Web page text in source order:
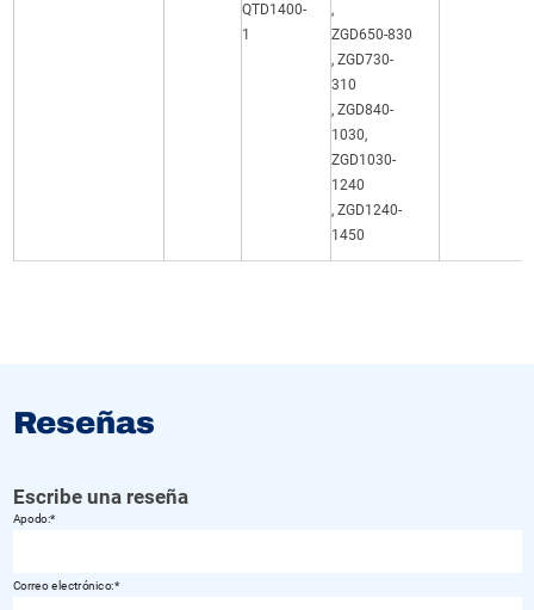
QTD1400-
1
,
ZGD650-830
, ZGD730-
310
, ZGD840-
1030,
ZGD1030-
1240
, ZGD1240-
1450
Reseñas
Escribe una reseña
Apodo:
Correo electrónico: